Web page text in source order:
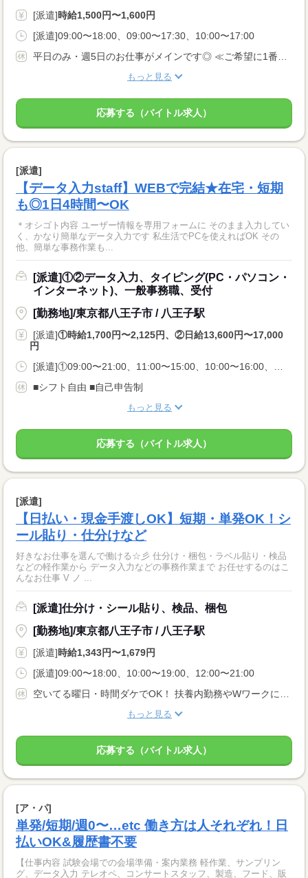
[派遣]時給1,500円〜1,600円
[派遣]09:00〜18:00、09:00〜17:30、10:00〜17:00
もっと見る
応募する（バイトル求人）
[派遣]
【データ入力staff】WEBで完結★在宅・短期
も◎1日4時間〜OK
＊オシゴト内容 ユーザー情報を専用フォームに そのまま入力してい
く、かなり簡単なデータ入力です 私生活でPCを使えればOK その
他、簡単な事務作業も...
[派遣]①②データ入力、タイピング(PC・パソコン・
インターネット)、一般事務職、受付
[勤務地]/東京都八王子市 / 八王子駅
[派遣]①時給1,700円〜2,125円、②日給13,600円〜17,000
円
■シフト自由 ■自己申告制
もっと見る
応募する（バイトル求人）
[派遣]
【日払い・現金手渡しOK】短期・単発OK！シ
ール貼り・仕分けなど
好きなお仕事を選んで働ける☆彡 仕分け・梱包・ラベル貼り・検品
などの軽作業から データ入力などの事務作業まで お任せするのはこ
んなお仕事 V ノ ...
[派遣]仕分け・シール貼り、検品、梱包
[勤務地]/東京都八王子市 / 八王子駅
[派遣]時給1,343円〜1,679円
[派遣]09:00〜18:00、10:00〜19:00、12:00〜21:00
もっと見る
応募する（バイトル求人）
[ア・パ]
単発/短期/週0〜…etc 働き方は人それぞれ！日
払いOK&履歴書不要
【仕事内容 試験会場での会場準備・案内業務 軽作業、サンプリン
グ、データ入力 テレオペ、コンサートスタッフ、製造、フード、販